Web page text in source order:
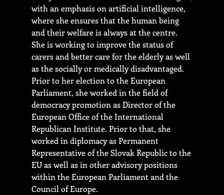
with an emphasis on artificial intelligence,
where she ensures that the human being
and their welfare is always at the centre.
She is working to improve the status of
carers and better care for the elderly as well
as the socially or medically disadvantaged.
Prior to her election to the European
Parliament, she worked in the field of
democracy promotion as Director of the
European Office of the International
Republican Institute. Prior to that, she
worked in diplomacy as Permanent
Representative of the Slovak Republic to the
EU as well as in other advisory positions
within the European Parliament and the
Council of Europe.